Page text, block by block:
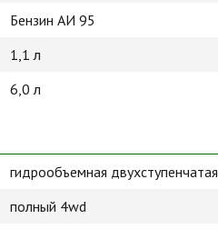
Бензин АИ 95
1,1 л
6,0 л
гидрообъемная двухступенчатая
полный 4wd